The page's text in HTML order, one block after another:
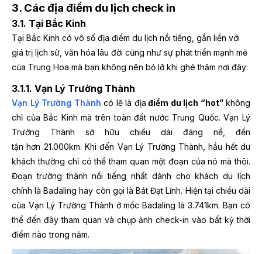
3. Các địa điểm du lịch check in
3.1. Tại Bắc Kinh
Tại Bắc Kinh có vô số địa điểm du lịch nổi tiếng, gắn liền với
giá trị lịch sử, văn hóa lâu đời cũng như sự phát triển mạnh mẽ
của Trung Hoa mà bạn không nên bỏ lỡ khi ghé thăm nơi đây:
3.1.1. Vạn Lý Trường Thành
Vạn Lý Trường Thành có lẽ là địa điểm du lịch “hot”không
chỉ của Bắc Kinh mà trên toàn đất nước Trung Quốc. Vạn Lý
Trường Thành sở hữu chiều dài đáng nể, đến
tận hơn 21.000km. Khi đến Vạn Lý Trường Thành, hầu hết du
khách thường chỉ có thể tham quan một đoạn của nó mà thôi.
Đoạn trường thành nổi tiếng nhất dành cho khách du lịch
chính là Badaling hay còn gọi là Bát Đạt Lĩnh. Hiện tại chiều dài
của Vạn Lý Trường Thành ở mốc Badaling là 3.741km. Bạn có
thể đến đây tham quan và chụp ảnh check-in vào bất kỳ thời
điểm nào trong năm.